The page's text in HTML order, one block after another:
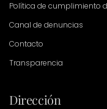
Política de cumplimiento
Canal de denuncias
Contacto
Transparencia
Dirección